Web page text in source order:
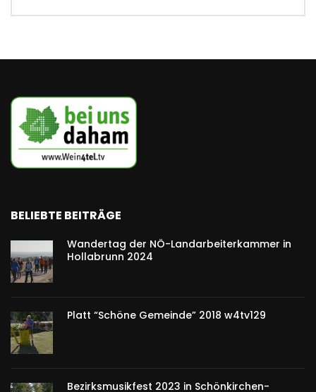
BELIEBTE BEITRÄGE
Wandertag der NÖ-Landarbeiterkammer in
Hollabrunn 2024
Platt “Schöne Gemeinde” 2018 w4tv129
Bezirksmusikfest 2023 in Schönkirchen-